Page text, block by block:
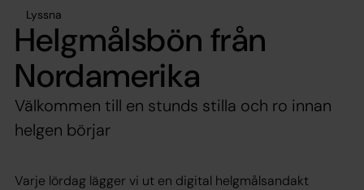
Lyssna
Helgmålsbön från
Nordamerika
Välkommen till en stunds stilla och ro innan
helgen börjar
Varje lördag lägger vi ut en digital helgmålsandakt